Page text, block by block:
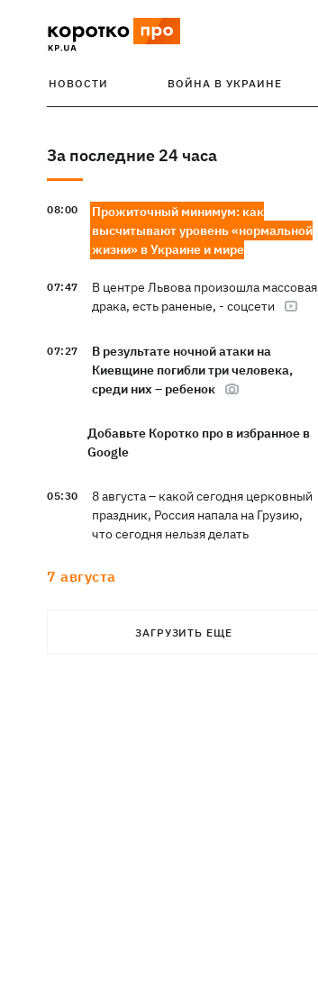
НОВОСТИ ВОЙНА В УКРАИНЕ
За последние 24 часа
08:00
Прожиточный минимум: как
высчитывают уровень «нормальной
жизни» в Украине и мире
07:47
В центре Львова произошла массовая
драка, есть раненые, - соцсети
07:27
В результате ночной атаки на
Киевщине погибли три человека,
среди них – ребенок
Добавьте Коротко про в избранное в
Google
05:30
8 августа – какой сегодня церковный
праздник, Россия напала на Грузию,
что сегодня нельзя делать
7 августа
Оли Поляковой с призывами
ЗАГРУЗИТЬ ЕЩЕ